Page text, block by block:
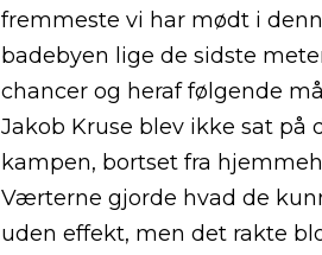
fremmeste vi har mødt i
badebyen lige de sidste
chancer og heraf følgende
Jakob Kruse blev ikke sat på
kampen, bortset fra
Værterne gjorde hvad de
uden effekt, men det rakte